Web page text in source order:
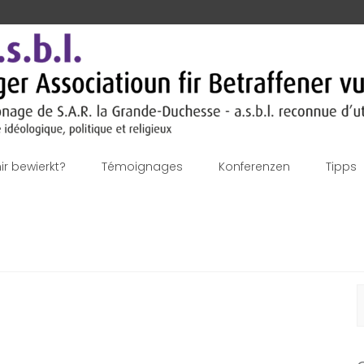
bewierkt? Témoignages Konferenzen Tipps